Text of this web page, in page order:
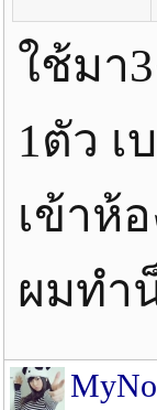
ใช้มา
1ตัว เ
เข้าห้
ผมทำ